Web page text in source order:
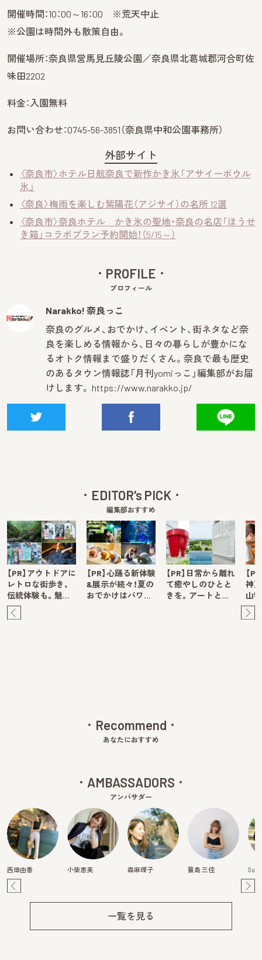
開催時間：10：00～16：00 ※荒天中止
※公園は時間外も散策自由。
開催場所：奈良県営馬見丘陵公園／奈良県北葛城郡河合町佐
味田2202
料金：入園無料
お問い合わせ：0745-56-3851（奈良県中和公園事務所）
外部サイト
〈奈良市〉ホテル日航奈良で新作かき氷「アサイーボウル
氷」
〈奈良〉梅雨を楽しむ紫陽花（アジサイ）の名所 12選
〈奈良市〉奈良ホテル かき氷の聖地・奈良の名店「ほうせ
き箱」コラボプラン予約開始！（5/15～）
PROFILE
プロフィール
Narakko! 奈良っこ
奈良のグルメ、おでかけ、イベント、街ネタなど奈
良を楽しめる情報から、日々の暮らしが豊かにな
るオトク情報まで盛りだくさん。奈良で最も歴史
のあるタウン情報誌「月刊yomiっこ」編集部がお届
けします。 https://www.narakko.jp/
EDITOR's PICK
編集部おすすめ
【PR】アウトドアに
レトロな街歩き、
伝統体験も。魅…
【PR】心踊る新体験
&展示が続々！夏の
おでかけはパワ…
【PR】日常から離れ
て癒やしのひとと
きを。アートと…
【
神
山
Recommend
あなたにおすすめ
AMBASSADORS
アンバサダー
西畑由香 小柴恵美 森麻理子 簑島 三佳
一覧を見る